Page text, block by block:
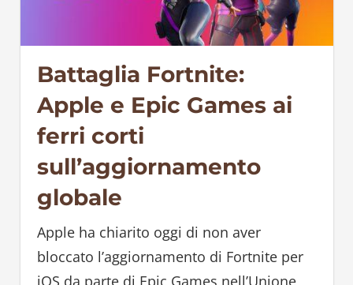
Battaglia Fortnite:
Apple e Epic Games ai
ferri corti
sull’aggiornamento
globale
Apple ha chiarito oggi di non aver
bloccato l’aggiornamento di Fortnite per
iOS da parte di Epic Games nell’Unione